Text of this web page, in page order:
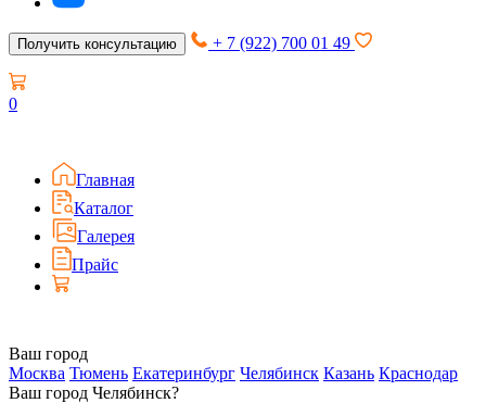
Получить консультацию + 7 (922) 700 01 49
0
Главная
Каталог
Галерея
Прайс
Ваш город
Москва Тюмень Екатеринбург Челябинск Казань Краснодар
Ваш город Челябинск?